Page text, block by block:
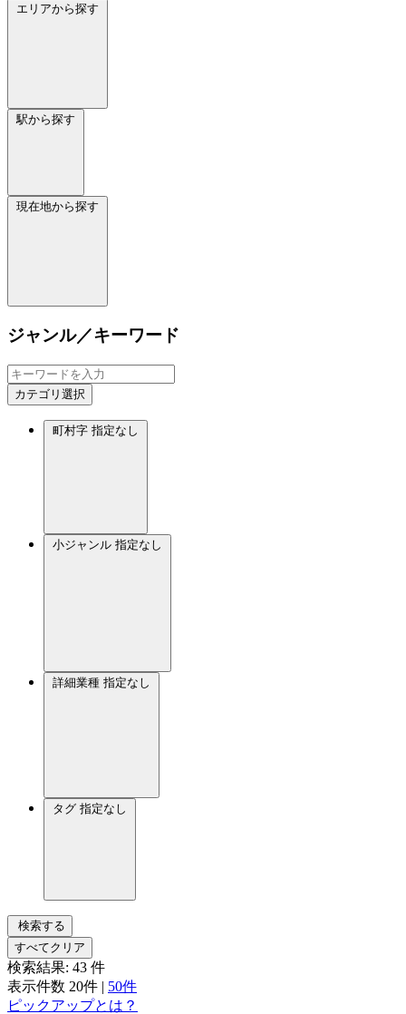
エリアから探す
駅から探す
現在地から探す
ジャンル／キーワード
カテゴリ選択
町村字 指定なし
小ジャンル 指定なし
詳細業種 指定なし
タグ 指定なし
検索する
すべてクリア
検索結果: 43 件
表示件数 20件 | 50件
ピックアップとは？